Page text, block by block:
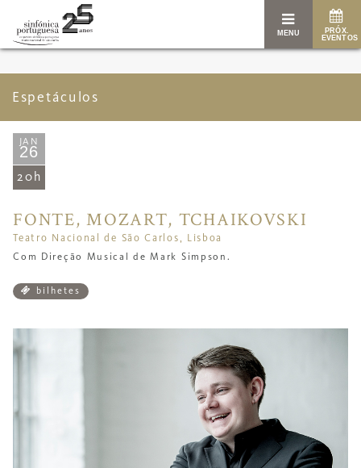
MENU
PRÓX.
EVENTOS
Espetáculos
JAN
26
20h
FONTE, MOZART, TCHAIKOVSKI
Teatro Nacional de São Carlos, Lisboa
Com Direção Musical de Mark Simpson.
bilhetes